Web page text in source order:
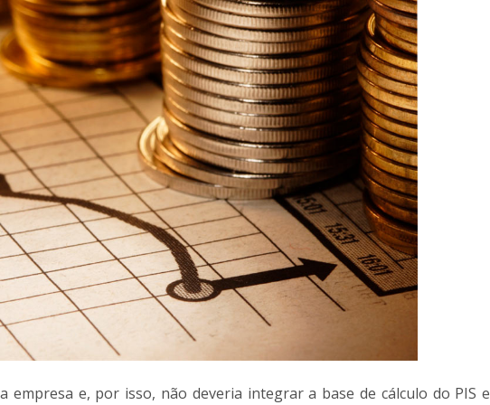
empresa e, por isso, não deveria integrar a base de cálculo do PIS